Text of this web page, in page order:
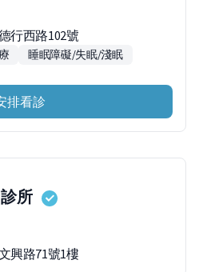
行西路102號
睡眠障礙/失眠/淺眠
排看診
所
興路71號1樓